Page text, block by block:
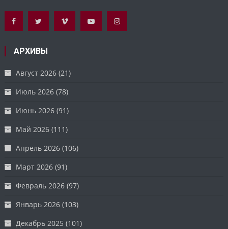
АРХИВЫ
Август 2026 (21)
Июль 2026 (78)
Июнь 2026 (91)
Май 2026 (111)
Апрель 2026 (106)
Март 2026 (91)
Февраль 2026 (97)
Январь 2026 (103)
Декабрь 2025 (101)